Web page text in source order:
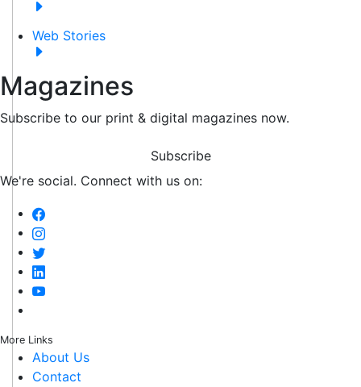
Web Stories
Magazines
Subscribe to our print & digital magazines now.
Subscribe
We're social. Connect with us on:
More Links
About Us
Contact